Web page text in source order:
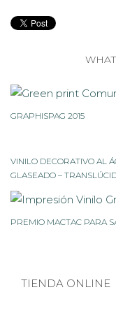
GRAPHISPAG 2015
VINILO DECORATIVO AL
GLASEADO –
PREMIO MACTAC PARA
TIENDA ONLINE